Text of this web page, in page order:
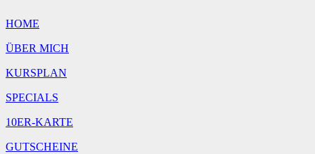
HOME
ÜBER MICH
KURSPLAN
SPECIALS
10ER-KARTE
GUTSCHEINE